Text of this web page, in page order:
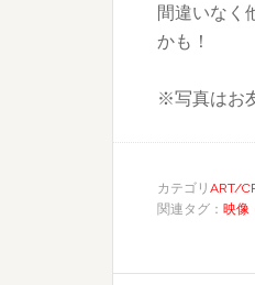
間違いなく
かも！
※写真はお
カテゴリ ART/
関連タグ： 映像